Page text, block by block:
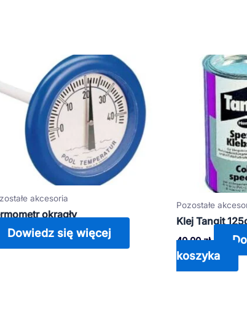
akcesoria
okrągły
Dowiedz się więcej
Pozostałe
Klej Tangit
40,00zł
koszyka